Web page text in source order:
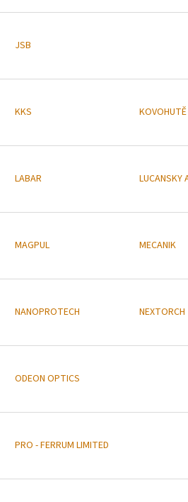
JSB
KKS
LABAR LUCANSKY
MAGPUL MECANIK
NANOPROTECH NEXTORCH
ODEON OPTICS
PRO - FERRUM LIMITED